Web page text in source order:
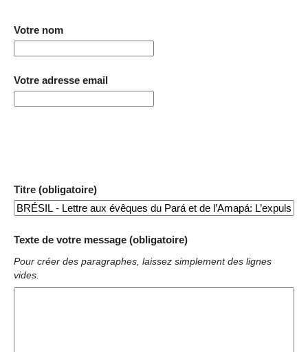
Votre nom
Votre adresse email
Titre (obligatoire)
Texte de votre message (obligatoire)
Pour créer des paragraphes, laissez simplement des lignes
vides.